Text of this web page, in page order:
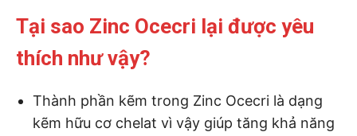
Tại sao Zinc Ocecri lại được yêu
thích như vậy?
Thành phần kẽm trong Zinc Ocecri là dạng
kẽm hữu cơ chelat vì vậy giúp tăng khả năng